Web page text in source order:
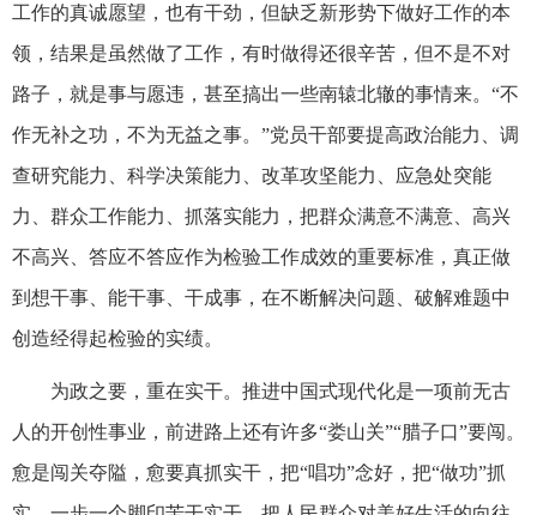
工作的真诚愿望，也有干劲，但缺乏新形势下做好工作的本
领，结果是虽然做了工作，有时做得还很辛苦，但不是不对
路子，就是事与愿违，甚至搞出一些南辕北辙的事情来。“不
作无补之功，不为无益之事。”党员干部要提高政治能力、调
查研究能力、科学决策能力、改革攻坚能力、应急处突能
力、群众工作能力、抓落实能力，把群众满意不满意、高兴
不高兴、答应不答应作为检验工作成效的重要标准，真正做
到想干事、能干事、干成事，在不断解决问题、破解难题中
创造经得起检验的实绩。
为政之要，重在实干。推进中国式现代化是一项前无古
人的开创性事业，前进路上还有许多“娄山关”“腊子口”要闯。
愈是闯关夺隘，愈要真抓实干，把“唱功”念好，把“做功”抓